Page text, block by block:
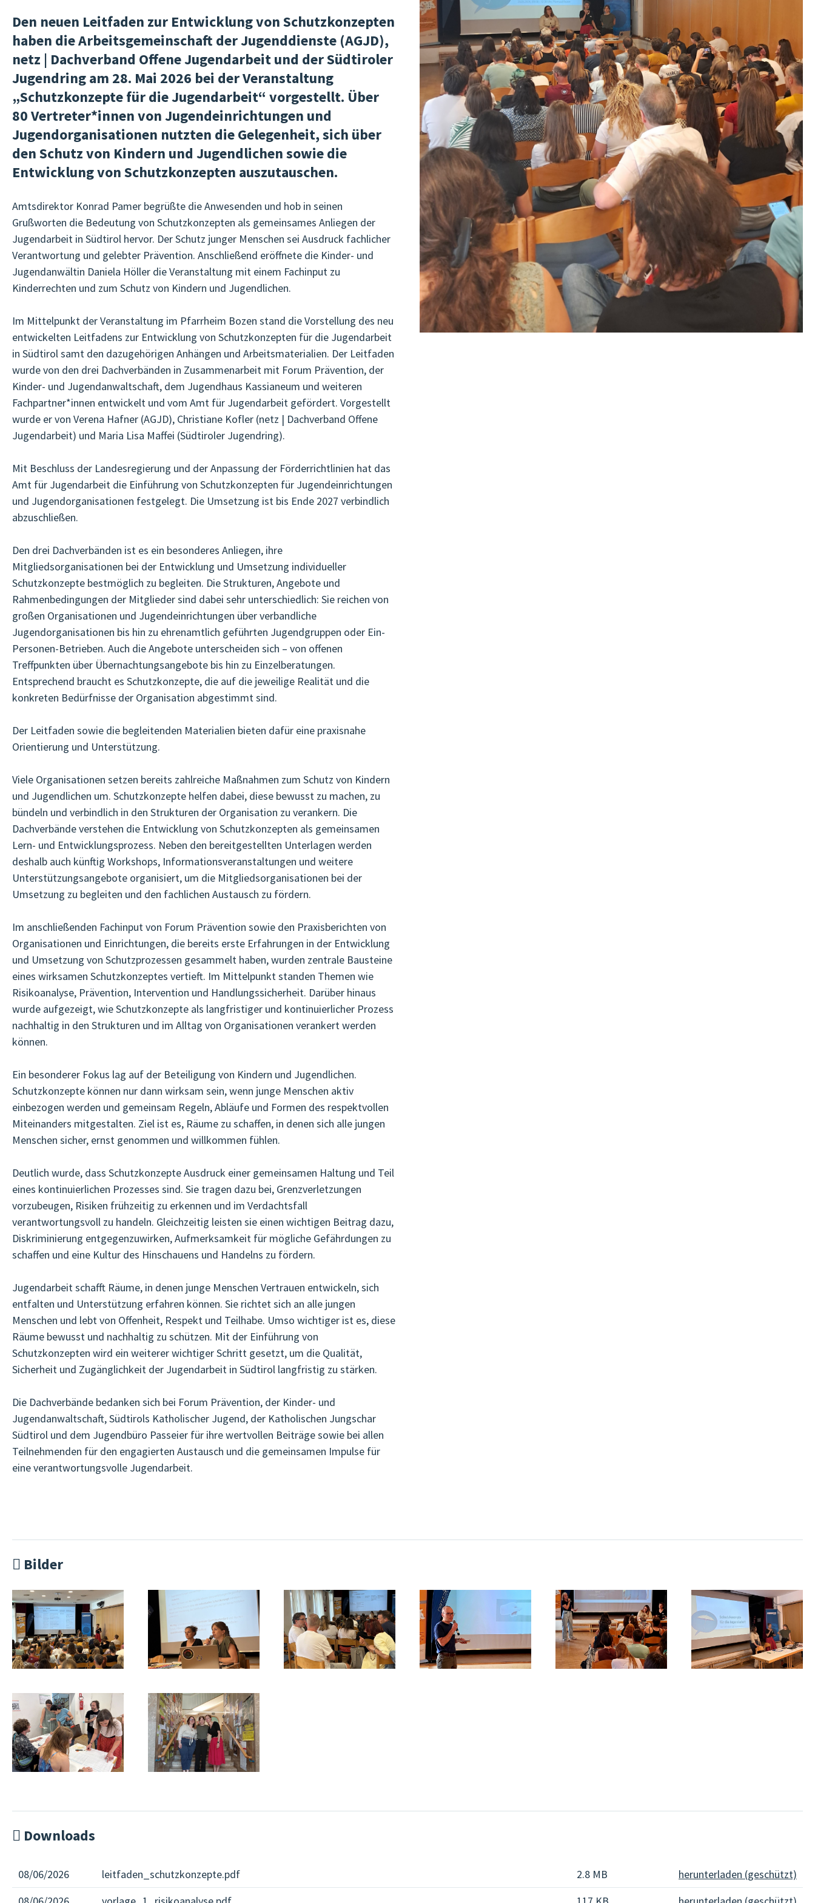
Den neuen Leitfaden zur Entwicklung von Schutzkonzepten
haben die Arbeitsgemeinschaft der Jugenddienste (AGJD),
netz | Dachverband Offene Jugendarbeit und der Südtiroler
Jugendring am 28. Mai 2026 bei der Veranstaltung
„Schutzkonzepte für die Jugendarbeit“ vorgestellt. Über
80 Vertreter*innen von Jugendeinrichtungen und
Jugendorganisationen nutzten die Gelegenheit, sich über
den Schutz von Kindern und Jugendlichen sowie die
Entwicklung von Schutzkonzepten auszutauschen.
Amtsdirektor Konrad Pamer begrüßte die Anwesenden und hob in seinen
Grußworten die Bedeutung von Schutzkonzepten als gemeinsames Anliegen der
Jugendarbeit in Südtirol hervor. Der Schutz junger Menschen sei Ausdruck fachlicher
Verantwortung und gelebter Prävention. Anschließend eröffnete die Kinder- und
Jugendanwältin Daniela Höller die Veranstaltung mit einem Fachinput zu
Kinderrechten und zum Schutz von Kindern und Jugendlichen.
Im Mittelpunkt der Veranstaltung im Pfarrheim Bozen stand die Vorstellung des neu
entwickelten Leitfadens zur Entwicklung von Schutzkonzepten für die Jugendarbeit
in Südtirol samt den dazugehörigen Anhängen und Arbeitsmaterialien. Der Leitfaden
wurde von den drei Dachverbänden in Zusammenarbeit mit Forum Prävention, der
Kinder- und Jugendanwaltschaft, dem Jugendhaus Kassianeum und weiteren
Fachpartner*innen entwickelt und vom Amt für Jugendarbeit gefördert. Vorgestellt
wurde er von Verena Hafner (AGJD), Christiane Kofler (netz | Dachverband Offene
Jugendarbeit) und Maria Lisa Maffei (Südtiroler Jugendring).
Mit Beschluss der Landesregierung und der Anpassung der Förderrichtlinien hat das
Amt für Jugendarbeit die Einführung von Schutzkonzepten für Jugendeinrichtungen
und Jugendorganisationen festgelegt. Die Umsetzung ist bis Ende 2027 verbindlich
abzuschließen.
Den drei Dachverbänden ist es ein besonderes Anliegen, ihre
Mitgliedsorganisationen bei der Entwicklung und Umsetzung individueller
Schutzkonzepte bestmöglich zu begleiten. Die Strukturen, Angebote und
Rahmenbedingungen der Mitglieder sind dabei sehr unterschiedlich: Sie reichen von
großen Organisationen und Jugendeinrichtungen über verbandliche
Jugendorganisationen bis hin zu ehrenamtlich geführten Jugendgruppen oder Ein-
Personen-Betrieben. Auch die Angebote unterscheiden sich – von offenen
Treffpunkten über Übernachtungsangebote bis hin zu Einzelberatungen.
Entsprechend braucht es Schutzkonzepte, die auf die jeweilige Realität und die
konkreten Bedürfnisse der Organisation abgestimmt sind.
Der Leitfaden sowie die begleitenden Materialien bieten dafür eine praxisnahe
Orientierung und Unterstützung.
Viele Organisationen setzen bereits zahlreiche Maßnahmen zum Schutz von Kindern
und Jugendlichen um. Schutzkonzepte helfen dabei, diese bewusst zu machen, zu
bündeln und verbindlich in den Strukturen der Organisation zu verankern. Die
Dachverbände verstehen die Entwicklung von Schutzkonzepten als gemeinsamen
Lern- und Entwicklungsprozess. Neben den bereitgestellten Unterlagen werden
deshalb auch künftig Workshops, Informationsveranstaltungen und weitere
Unterstützungsangebote organisiert, um die Mitgliedsorganisationen bei der
Umsetzung zu begleiten und den fachlichen Austausch zu fördern.
Im anschließenden Fachinput von Forum Prävention sowie den Praxisberichten von
Organisationen und Einrichtungen, die bereits erste Erfahrungen in der Entwicklung
und Umsetzung von Schutzprozessen gesammelt haben, wurden zentrale Bausteine
eines wirksamen Schutzkonzeptes vertieft. Im Mittelpunkt standen Themen wie
Risikoanalyse, Prävention, Intervention und Handlungssicherheit. Darüber hinaus
wurde aufgezeigt, wie Schutzkonzepte als langfristiger und kontinuierlicher Prozess
nachhaltig in den Strukturen und im Alltag von Organisationen verankert werden
können.
Ein besonderer Fokus lag auf der Beteiligung von Kindern und Jugendlichen.
Schutzkonzepte können nur dann wirksam sein, wenn junge Menschen aktiv
einbezogen werden und gemeinsam Regeln, Abläufe und Formen des respektvollen
Miteinanders mitgestalten. Ziel ist es, Räume zu schaffen, in denen sich alle jungen
Menschen sicher, ernst genommen und willkommen fühlen.
Deutlich wurde, dass Schutzkonzepte Ausdruck einer gemeinsamen Haltung und Teil
eines kontinuierlichen Prozesses sind. Sie tragen dazu bei, Grenzverletzungen
vorzubeugen, Risiken frühzeitig zu erkennen und im Verdachtsfall
verantwortungsvoll zu handeln. Gleichzeitig leisten sie einen wichtigen Beitrag dazu,
Diskriminierung entgegenzuwirken, Aufmerksamkeit für mögliche Gefährdungen zu
schaffen und eine Kultur des Hinschauens und Handelns zu fördern.
Jugendarbeit schafft Räume, in denen junge Menschen Vertrauen entwickeln, sich
entfalten und Unterstützung erfahren können. Sie richtet sich an alle jungen
Menschen und lebt von Offenheit, Respekt und Teilhabe. Umso wichtiger ist es, diese
Räume bewusst und nachhaltig zu schützen. Mit der Einführung von
Schutzkonzepten wird ein weiterer wichtiger Schritt gesetzt, um die Qualität,
Sicherheit und Zugänglichkeit der Jugendarbeit in Südtirol langfristig zu stärken.
Die Dachverbände bedanken sich bei Forum Prävention, der Kinder- und
Jugendanwaltschaft, Südtirols Katholischer Jugend, der Katholischen Jungschar
Südtirol und dem Jugendbüro Passeier für ihre wertvollen Beiträge sowie bei allen
Teilnehmenden für den engagierten Austausch und die gemeinsamen Impulse für
eine verantwortungsvolle Jugendarbeit.
Bilder
Downloads
08/06/2026 leitfaden_schutzkonzepte.pdf 2.8 MB
herunterladen (geschützt)